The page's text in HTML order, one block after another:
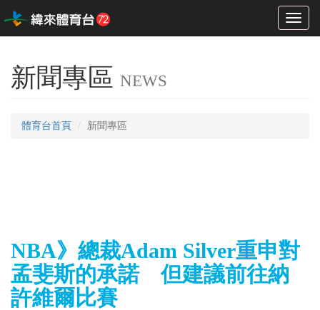
Toggle
新聞專區 NEWS
體育台首頁 新聞專區
NBA》總裁Adam Silver重申對
孟斐斯的承諾 但建議前往納
許維爾比賽